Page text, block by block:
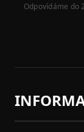
Odpovídáme do